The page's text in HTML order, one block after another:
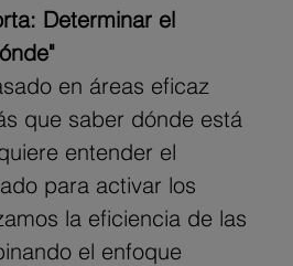
Determinar el
en áreas eficaz
que saber dónde está
entender el
para activar los
la eficiencia de las
el enfoque